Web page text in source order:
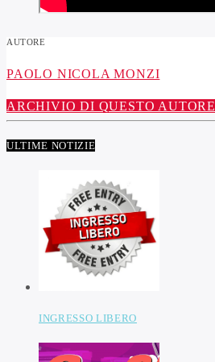
AUTORE
PAOLO NICOLA MONZI
ARCHIVIO DI QUESTO AUTORE
ULTIME NOTIZIE
INGRESSO LIBERO